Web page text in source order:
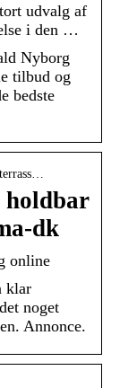
udvalg af
i den …
Nyborg
tilbud og
bedste
holdbar
dk
online
klar
noget
Annonce.